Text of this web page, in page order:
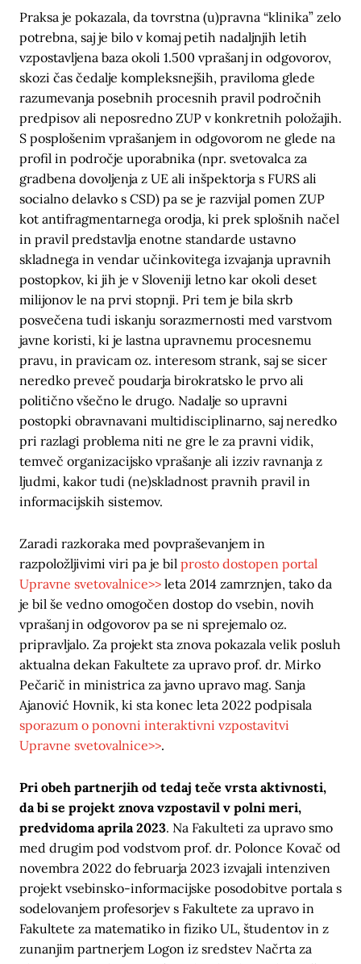
Praksa je pokazala, da tovrstna (u)pravna “klinika” zelo
potrebna, saj je bilo v komaj petih nadaljnjih letih
vzpostavljena baza okoli 1.500 vprašanj in odgovorov,
skozi čas čedalje kompleksnejših, praviloma glede
razumevanja posebnih procesnih pravil področnih
predpisov ali neposredno ZUP v konkretnih položajih.
S posplošenim vprašanjem in odgovorom ne glede na
profil in področje uporabnika (npr. svetovalca za
gradbena dovoljenja z UE ali inšpektorja s FURS ali
socialno delavko s CSD) pa se je razvijal pomen ZUP
kot antifragmentarnega orodja, ki prek splošnih načel
in pravil predstavlja enotne standarde ustavno
skladnega in vendar učinkovitega izvajanja upravnih
postopkov, ki jih je v Sloveniji letno kar okoli deset
milijonov le na prvi stopnji. Pri tem je bila skrb
posvečena tudi iskanju sorazmernosti med varstvom
javne koristi, ki je lastna upravnemu procesnemu
pravu, in pravicam oz. interesom strank, saj se sicer
neredko preveč poudarja birokratsko le prvo ali
politično všečno le drugo. Nadalje so upravni
postopki obravnavani multidisciplinarno, saj neredko
pri razlagi problema niti ne gre le za pravni vidik,
temveč organizacijsko vprašanje ali izziv ravnanja z
ljudmi, kakor tudi (ne)skladnost pravnih pravil in
informacijskih sistemov.
Zaradi razkoraka med povpraševanjem in
razpoložljivimi viri pa je bil prosto dostopen portal
Upravne svetovalnice>> leta 2014 zamrznjen, tako da
je bil še vedno omogočen dostop do vsebin, novih
vprašanj in odgovorov pa se ni sprejemalo oz.
pripravljalo. Za projekt sta znova pokazala velik posluh
aktualna dekan Fakultete za upravo prof. dr. Mirko
Pečarič in ministrica za javno upravo mag. Sanja
Ajanović Hovnik, ki sta konec leta 2022 podpisala
sporazum o ponovni interaktivni vzpostavitvi
Upravne svetovalnice>>.
Pri obeh partnerjih od tedaj teče vrsta aktivnosti,
da bi se projekt znova vzpostavil v polni meri,
predvidoma aprila 2023. Na Fakulteti za upravo smo
med drugim pod vodstvom prof. dr. Polonce Kovač od
novembra 2022 do februarja 2023 izvajali intenziven
projekt vsebinsko-informacijske posodobitve portala s
sodelovanjem profesorjev s Fakultete za upravo in
Fakultete za matematiko in fiziko UL, študentov in z
zunanjim partnerjem Logon iz sredstev Načrta za